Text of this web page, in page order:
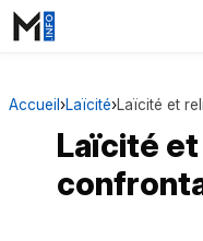
Accueil ›Laïcité›Laïcité et
Laïcité et